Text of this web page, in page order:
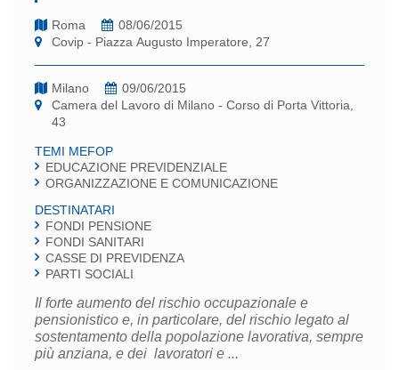
Roma
08/06/2015
Covip - Piazza Augusto Imperatore, 27
Milano
09/06/2015
Camera del Lavoro di Milano - Corso di Porta Vittoria,
43
TEMI MEFOP
EDUCAZIONE PREVIDENZIALE
ORGANIZZAZIONE E COMUNICAZIONE
DESTINATARI
FONDI PENSIONE
FONDI SANITARI
CASSE DI PREVIDENZA
PARTI SOCIALI
Il forte aumento del rischio occupazionale e
pensionistico e, in particolare, del rischio legato al
sostentamento della popolazione lavorativa, sempre
più anziana, e dei lavoratori e ...